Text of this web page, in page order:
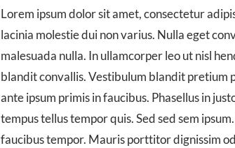
Lorem ipsum dolor sit amet, consectetur
lacinia molestie dui non varius. Nulla eget
malesuada nulla. In ullamcorper leo ut nisl
blandit convallis. Vestibulum blandit pretium
ante ipsum primis in faucibus. Phasellus in
tempus tellus tempor quis. Sed sed sem
faucibus tempor. Mauris porttitor dignissim